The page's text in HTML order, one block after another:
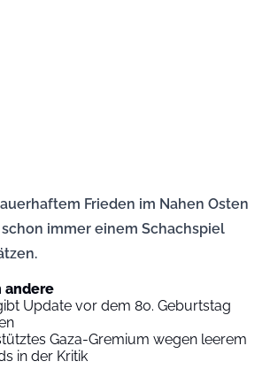
Frieden im Nahen Osten
immer einem Schachspiel
andere
Update vor dem 80. Geburtstag
Gaza-Gremium wegen leerem
in der Kritik